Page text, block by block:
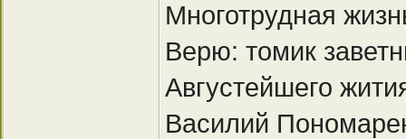
Многотрудная
Верю: томик
Августейшего
Василий